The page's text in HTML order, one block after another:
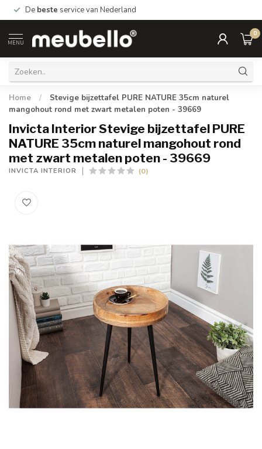
De beste service van Nederland
MENU
0
Home /
Stevige bijzettafel PURE NATURE 35cm naturel
mangohout rond met zwart metalen poten - 39669
Invicta Interior Stevige bijzettafel PURE
NATURE 35cm naturel mangohout rond
met zwart metalen poten - 39669
INVICTA INTERIOR (0)